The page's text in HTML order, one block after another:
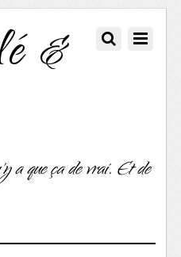
&
a que ça de vrai. Et de